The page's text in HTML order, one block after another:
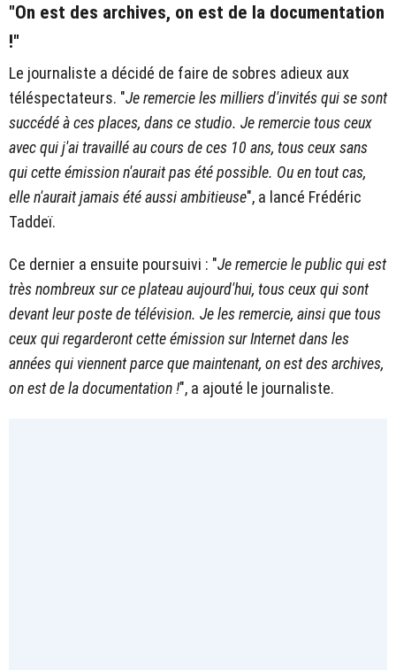
"On est des archives, on est de la documentation
!"
Le journaliste a décidé de faire de sobres adieux aux
téléspectateurs. "Je remercie les milliers d'invités qui se sont
succédé à ces places, dans ce studio. Je remercie tous ceux
avec qui j'ai travaillé au cours de ces 10 ans, tous ceux sans
qui cette émission n'aurait pas été possible. Ou en tout cas,
elle n'aurait jamais été aussi ambitieuse", a lancé Frédéric
Taddeï.
Ce dernier a ensuite poursuivi : "Je remercie le public qui est
très nombreux sur ce plateau aujourd'hui, tous ceux qui sont
devant leur poste de télévision. Je les remercie, ainsi que tous
ceux qui regarderont cette émission sur Internet dans les
années qui viennent parce que maintenant, on est des archives,
on est de la documentation !", a ajouté le journaliste.